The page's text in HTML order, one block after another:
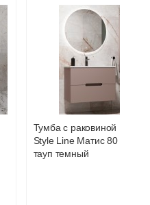
Подробнее об оплате
Тумба с раковиной
Style Line Матис 80
тауп темный